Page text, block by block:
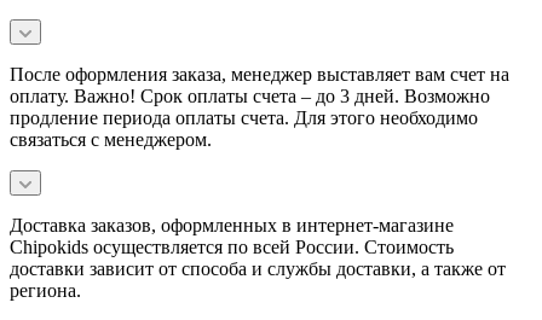
После оформления заказа, менеджер выставляет вам счет на
оплату. Важно! Срок оплаты счета – до 3 дней. Возможно
продление периода оплаты счета. Для этого необходимо
связаться с менеджером.
Доставка заказов, оформленных в интернет-магазине
Chipokids осуществляется по всей России. Стоимость
доставки зависит от способа и службы доставки, а также от
региона.